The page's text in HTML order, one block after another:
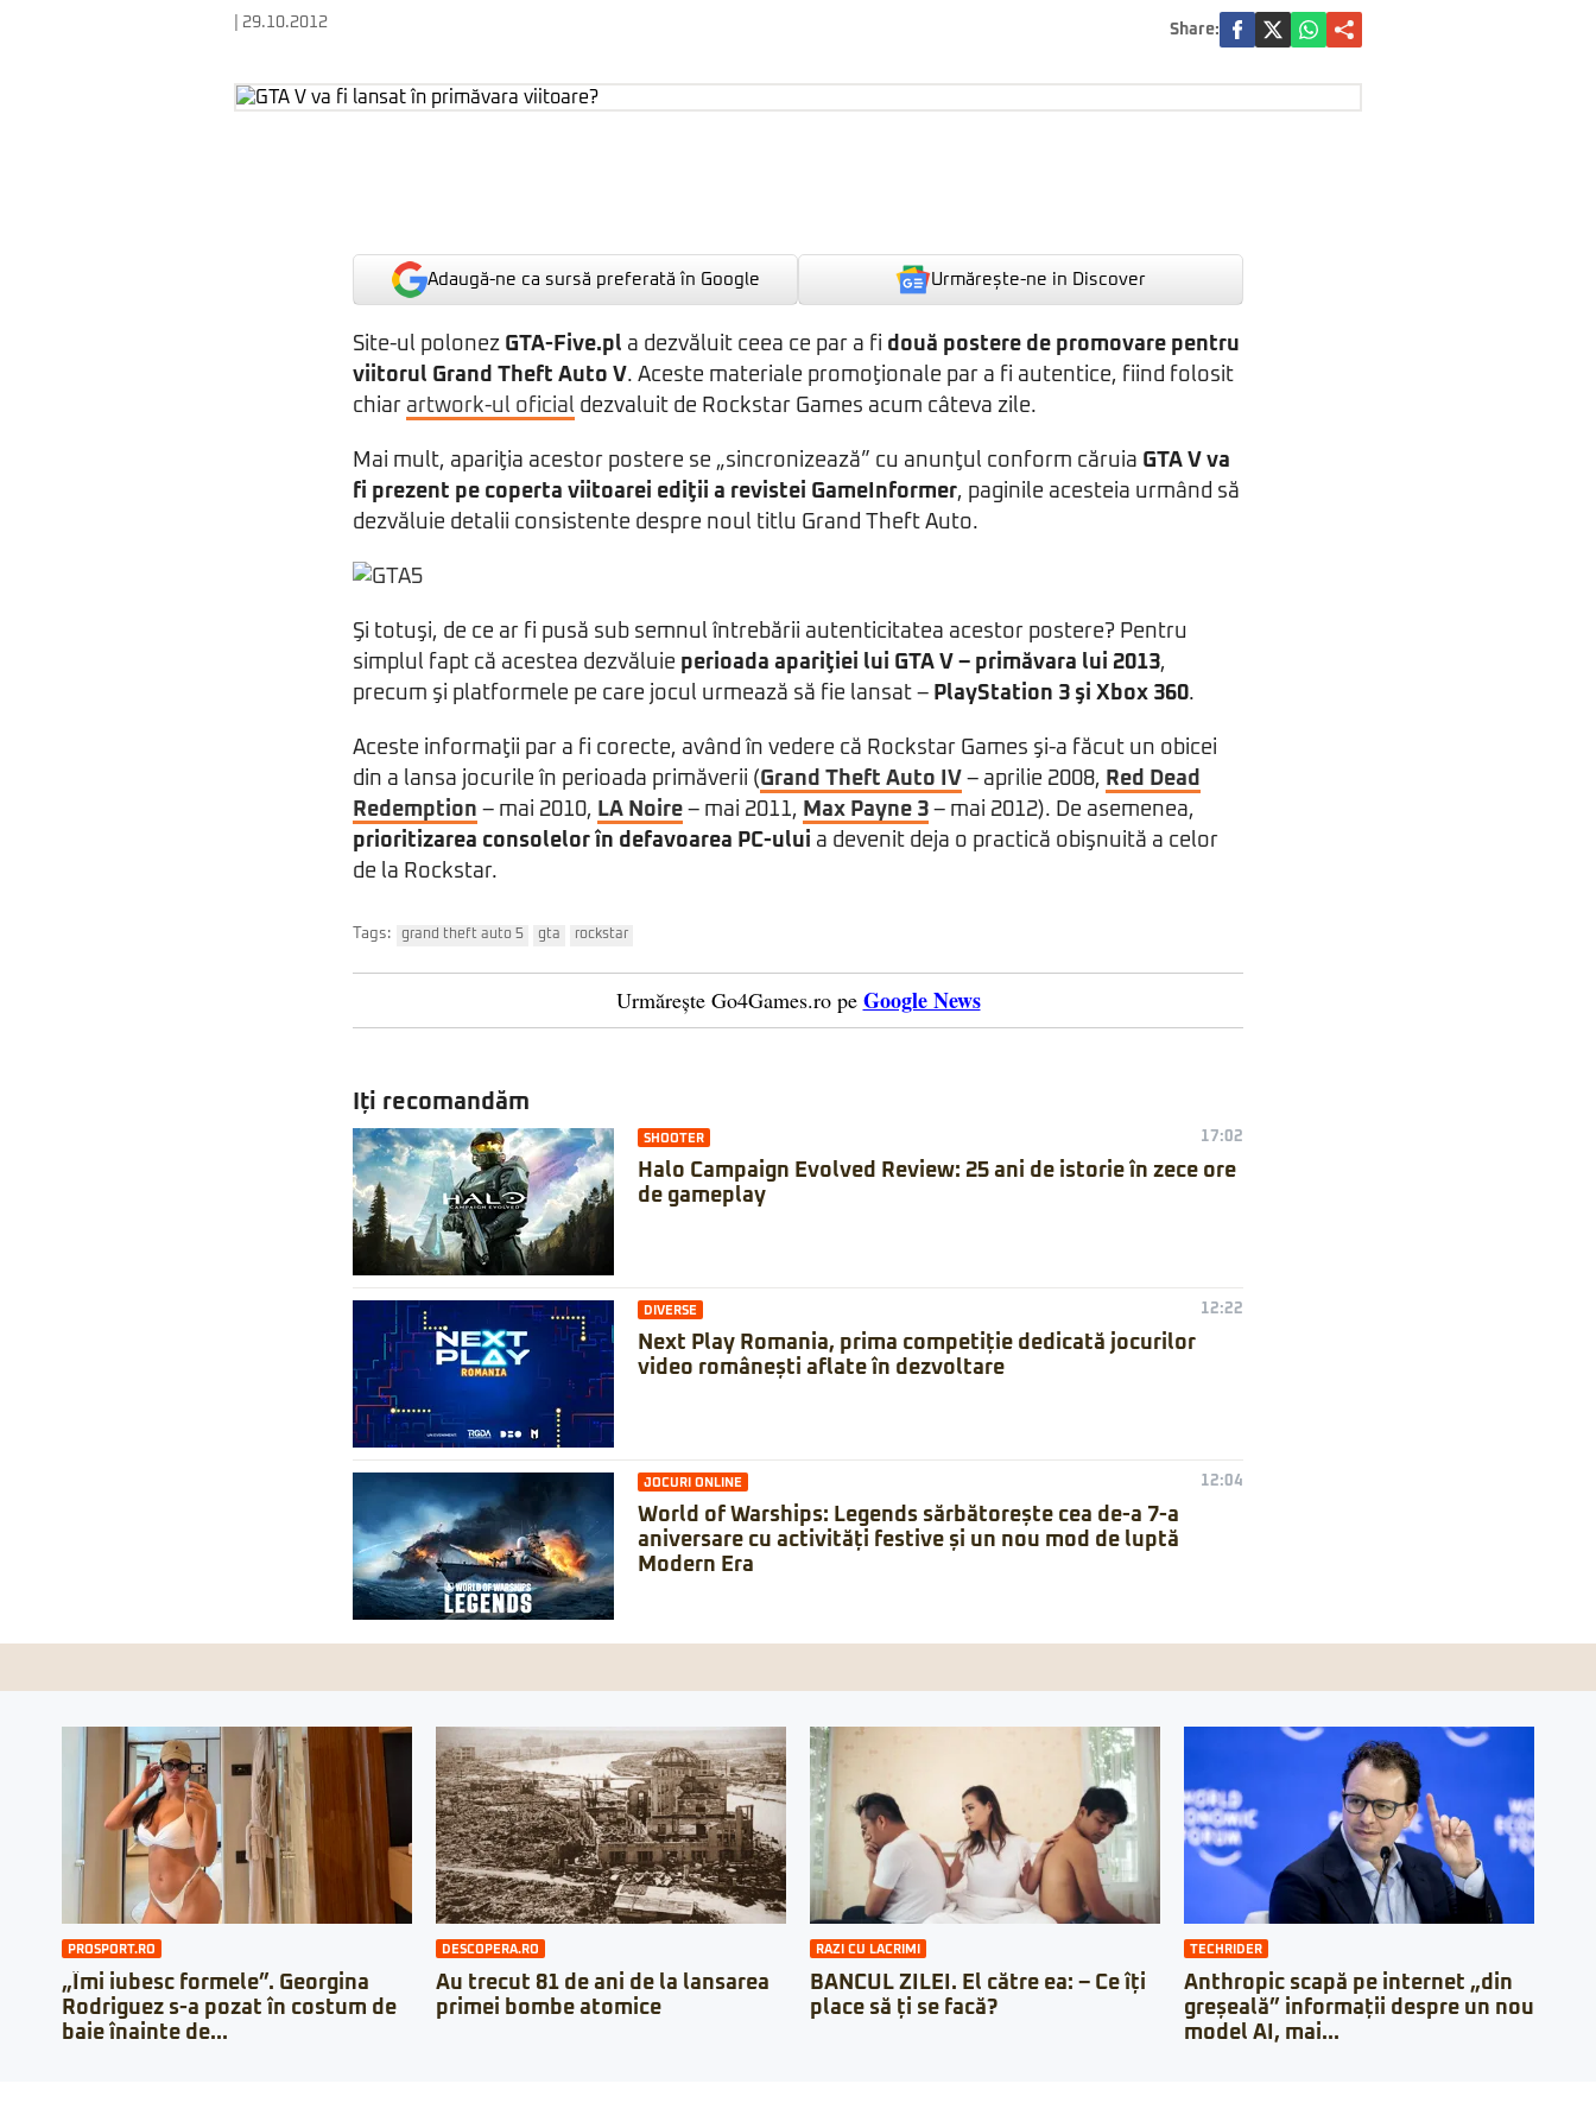
| 29.10.2012 Share:
Adaugă-ne ca sursă preferată în Google Urmărește-ne in Discover
Site-ul polonez GTA-Five.pl a dezvăluit ceea ce par a fi două postere de promovare pentru
viitorul Grand Theft Auto V. Aceste materiale promoţionale par a fi autentice, fiind folosit
chiar artwork-ul oficial dezvaluit de Rockstar Games acum câteva zile.
Mai mult, apariţia acestor postere se „sincronizează” cu anunţul conform căruia GTA V va
fi prezent pe coperta viitoarei ediţii a revistei GameInformer, paginile acesteia urmând să
dezvăluie detalii consistente despre noul titlu Grand Theft Auto.
Şi totuşi, de ce ar fi pusă sub semnul întrebării autenticitatea acestor postere? Pentru
simplul fapt că acestea dezvăluie perioada apariţiei lui GTA V – primăvara lui 2013,
precum şi platformele pe care jocul urmează să fie lansat – PlayStation 3 şi Xbox 360.
Aceste informaţii par a fi corecte, având în vedere că Rockstar Games şi-a făcut un obicei
din a lansa jocurile în perioada primăverii (Grand Theft Auto IV – aprilie 2008, Red Dead
Redemption – mai 2010, LA Noire – mai 2011, Max Payne 3 – mai 2012). De asemenea,
prioritizarea consolelor în defavoarea PC-ului a devenit deja o practică obişnuită a celor
de la Rockstar.
Tags: grand theft auto 5 gta rockstar
Urmărește Go4Games.ro pe Google News
Iți recomandăm
SHOOTER 17:02
Halo Campaign Evolved Review: 25 ani de istorie în zece ore
de gameplay
DIVERSE 12:22
Next Play Romania, prima competiție dedicată jocurilor
video românești aflate în dezvoltare
JOCURI ONLINE 12:04
World of Warships: Legends sărbătorește cea de-a 7-a
aniversare cu activități festive și un nou mod de luptă
Modern Era
PROSPORT.RO
„Îmi iubesc formele”. Georgina
Rodriguez s-a pozat în costum de
baie înainte de...
DESCOPERA.RO
Au trecut 81 de ani de la lansarea
primei bombe atomice
RAZI CU LACRIMI
BANCUL ZILEI. El către ea: – Ce îți
place să ți se facă?
TECHRIDER
Anthropic scapă pe internet „din
greșeală” informații despre un nou
model AI, mai...